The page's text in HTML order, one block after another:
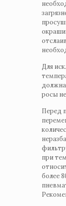
Для
росы
Перед
при
более